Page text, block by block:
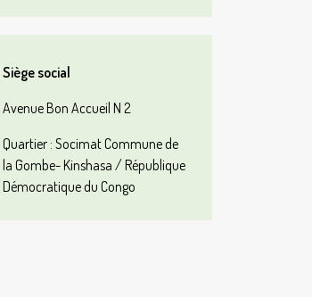
Siège social
Avenue Bon Accueil N 2
Quartier : Socimat Commune de
la Gombe- Kinshasa / République
Démocratique du Congo